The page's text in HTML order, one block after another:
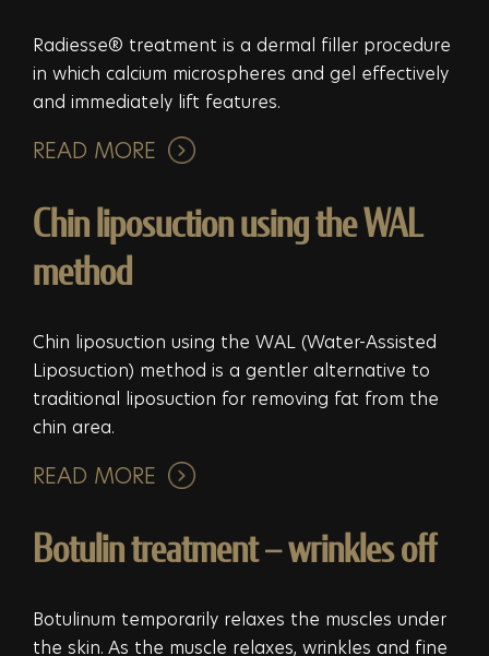
Radiesse® treatment is a dermal filler procedure
in which calcium microspheres and gel effectively
and immediately lift features.
READ MORE
Chin liposuction using the WAL
method
Chin liposuction using the WAL (Water-Assisted
Liposuction) method is a gentler alternative to
traditional liposuction for removing fat from the
chin area.
READ MORE
Botulin treatment – wrinkles off
Botulinum temporarily relaxes the muscles under
the skin. As the muscle relaxes, wrinkles and fine